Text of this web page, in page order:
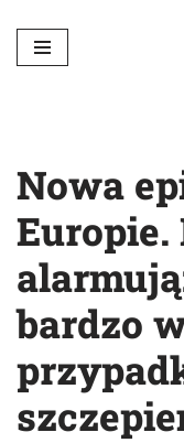
Przejdź
Nowa
Europie.
bardzo